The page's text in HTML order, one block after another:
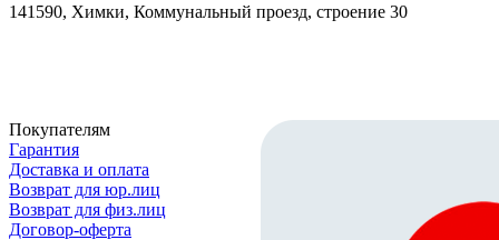
141590, Химки, Коммунальный проезд, строение 30
Покупателям
Гарантия
Доставка и оплата
Возврат для юр.лиц
Возврат для физ.лиц
Договор-оферта